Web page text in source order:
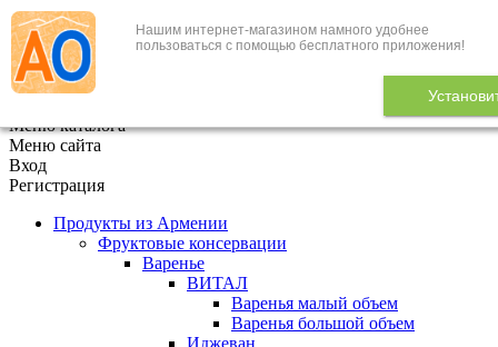
Нашим интернет-магазином намного удобнее
пользоваться с помощью бесплатного приложения!
+7 (495) 646-888-1
В корзине 0
Меню каталога
Меню сайта
Вход
Регистрация
Продукты из Армении
Фруктовые консервации
Варенье
ВИТАЛ
Варенья малый объем
Варенья большой объем
Иджеван